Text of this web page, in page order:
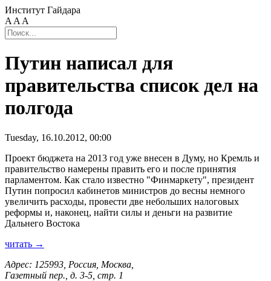
Институт Гайдара
A A A
Путин написал для
правительства список дел на
полгода
Tuesday, 16.10.2012, 00:00
Проект бюджета на 2013 год уже внесен в Думу, но Кремль и
правительство намерены править его и после принятия
парламентом. Как стало известно "Финмаркету", президент
Путин попросил кабинетов министров до весны немного
увеличить расходы, провести две небольших налоговых
реформы и, наконец, найти силы и деньги на развитие
Дальнего Востока
читать →
Адрес: 125993, Россия, Москва,
Газетный пер., д. 3-5, стр. 1